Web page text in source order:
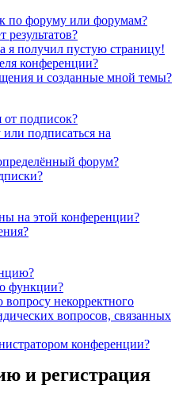
по форуму или форумам?
я получил пустую страницу!
конференции?
и созданные мной темы?
от подписок?
или подписаться на
форум?
на этой конференции?
функции?
некорректного
вопросов, связанных
конференции?
и регистрация